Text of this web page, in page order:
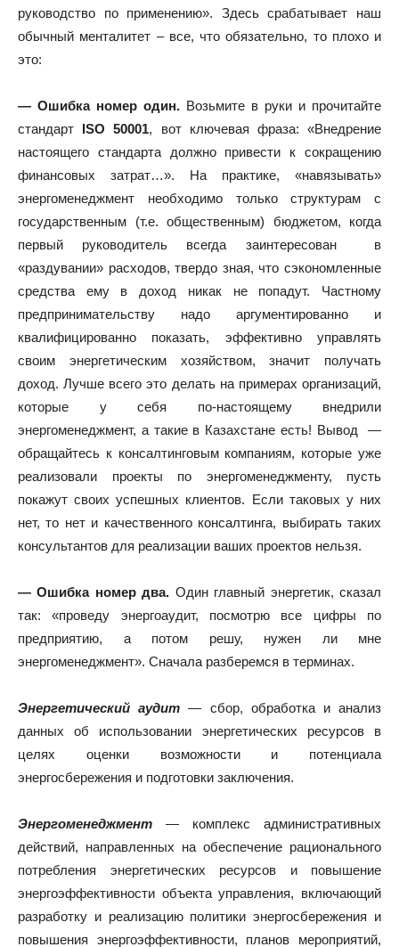
руководство по применению». Здесь срабатывает наш
обычный менталитет – все, что обязательно, то плохо и
это:
— Ошибка номер один. Возьмите в руки и прочитайте
стандарт ISO 50001, вот ключевая фраза: «Внедрение
настоящего стандарта должно привести к сокращению
финансовых затрат…». На практике, «навязывать»
энергоменеджмент необходимо только структурам с
государственным (т.е. общественным) бюджетом, когда
первый руководитель всегда заинтересован в
«раздувании» расходов, твердо зная, что сэкономленные
средства ему в доход никак не попадут. Частному
предпринимательству надо аргументированно и
квалифицированно показать, эффективно управлять
своим энергетическим хозяйством, значит получать
доход. Лучше всего это делать на примерах организаций,
которые у себя по-настоящему внедрили
энергоменеджмент, а такие в Казахстане есть! Вывод —
обращайтесь к консалтинговым компаниям, которые уже
реализовали проекты по энергоменеджменту, пусть
покажут своих успешных клиентов. Если таковых у них
нет, то нет и качественного консалтинга, выбирать таких
консультантов для реализации ваших проектов нельзя.
— Ошибка номер два. Один главный энергетик, сказал
так: «проведу энергоаудит, посмотрю все цифры по
предприятию, а потом решу, нужен ли мне
энергоменеджмент». Сначала разберемся в терминах.
Энергетический аудит — сбор, обработка и анализ
данных об использовании энергетических ресурсов в
целях оценки возможности и потенциала
энергосбережения и подготовки заключения.
Энергоменеджмент
— комплекс административных
действий, направленных на обеспечение рационального
потребления энергетических ресурсов и повышение
энергоэффективности объекта управления, включающий
разработку и реализацию политики энергосбережения и
повышения энергоэффективности, планов мероприятий,